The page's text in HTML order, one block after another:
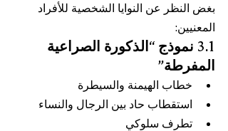
بغض النظر عن النوايا الشخصية للأفراد
المعنيين:
3.1 نموذج “الذكورة الصراعية
المفرطة”
خطاب الهيمنة والسيطرة
استقطاب حاد بين الرجال والنساء
تطرف سلوكي